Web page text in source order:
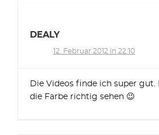
DEALY
12. Februar 2012 in 22:10
Die Videos finde ich super gut.
die Farbe richtig sehen 😉